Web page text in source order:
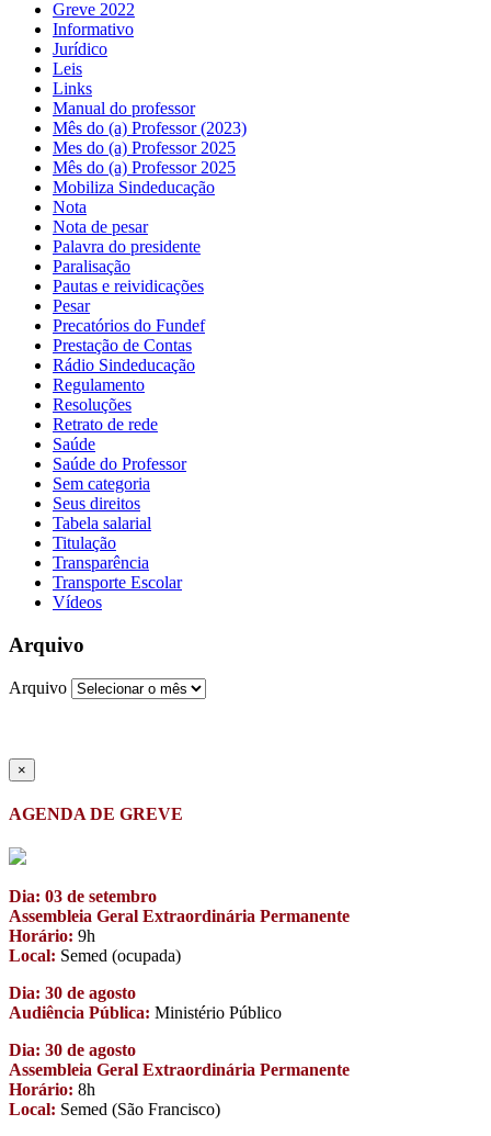
Greve 2022
Informativo
Jurídico
Leis
Links
Manual do professor
Mês do (a) Professor (2023)
Mes do (a) Professor 2025
Mês do (a) Professor 2025
Mobiliza Sindeducação
Nota
Nota de pesar
Palavra do presidente
Paralisação
Pautas e reividicações
Pesar
Precatórios do Fundef
Prestação de Contas
Rádio Sindeducação
Regulamento
Resoluções
Retrato de rede
Saúde
Saúde do Professor
Sem categoria
Seus direitos
Tabela salarial
Titulação
Transparência
Transporte Escolar
Vídeos
Arquivo
Arquivo
×
AGENDA DE GREVE
Dia: 03 de setembro
Assembleia Geral Extraordinária Permanente
Horário: 9h
Local: Semed (ocupada)
Dia: 30 de agosto
Audiência Pública: Ministério Público
Dia: 30 de agosto
Assembleia Geral Extraordinária Permanente
Horário: 8h
Local: Semed (São Francisco)